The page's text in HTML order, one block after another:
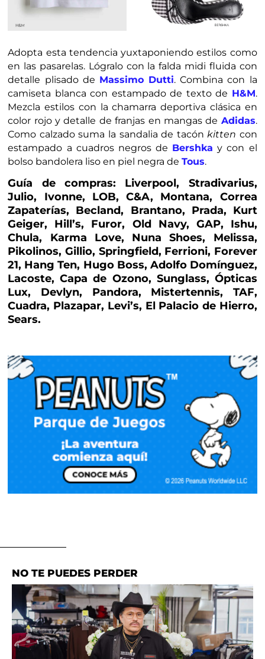
Adopta esta tendencia yuxtaponiendo estilos como
en las pasarelas. Lógralo con la falda midi fluida con
detalle plisado de Massimo Dutti. Combina con la
camiseta blanca con estampado de texto de H&M.
Mezcla estilos con la chamarra deportiva clásica en
color rojo y detalle de franjas en mangas de Adidas.
Como calzado suma la sandalia de tacón kitten con
estampado a cuadros negros de Bershka y con el
bolso bandolera liso en piel negra deTous.
Guía de compras: Liverpool, Stradivarius,
Julio, Ivonne, LOB, C&A, Montana, Correa
Zapaterías, Becland, Brantano, Prada, Kurt
Geiger, Hill’s, Furor, Old Navy, GAP, Ishu,
Chula, Karma Love, Nuna Shoes, Melissa,
Pikolinos, Gillio, Springfield, Ferrioni, Forever
21, Hang Ten, Hugo Boss, Adolfo Domínguez,
Lacoste, Capa de Ozono, Sunglass, Ópticas
Lux, Devlyn, Pandora, Mistertennis, TAF,
Cuadra, Plazapar, Levi’s, El Palacio de Hierro,
Sears.
NO TE PUEDES PERDER